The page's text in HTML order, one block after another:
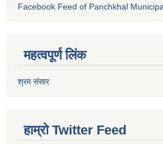
Facebook Feed of Panchkhal
महत्वपूर्ण लिंक
श्रम संसार
हाम्रो Twitter Feed